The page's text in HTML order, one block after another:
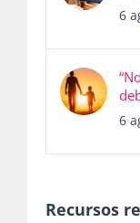
6
6
Recursos